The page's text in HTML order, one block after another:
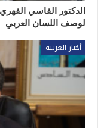
الدكتور الفاسي
لوصف اللسان العربي
أخبار العربية